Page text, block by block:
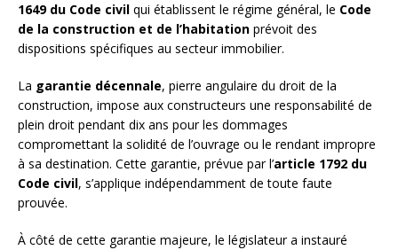
1649 du Code civil qui établissent le régime général, le Code
de la construction et de l’habitation prévoit des
dispositions spécifiques au secteur immobilier.
La garantie décennale, pierre angulaire du droit de la
construction, impose aux constructeurs une responsabilité de
plein droit pendant dix ans pour les dommages
compromettant la solidité de l’ouvrage ou le rendant impropre
à sa destination. Cette garantie, prévue par l’article 1792 du
Code civil, s’applique indépendamment de toute faute
prouvée.
À côté de cette garantie majeure, le législateur a instauré